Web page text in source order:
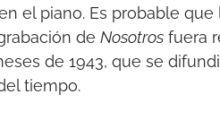
el piano. Es probable
de Nosotros fuera
de 1943, que se
tiempo.